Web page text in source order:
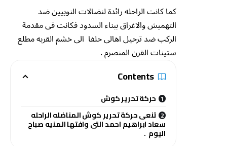
كما كانت الراحله رائدة لنضالات النوبيين ضد
التهميش والاغراق ببناء السدود فكانت فى مقدمة
الركب ضد ترحيل اهالى حلفا الى خشم القربه مطلع
ستينات القرن المنصرم .
Contents
حركة تحرير كوش
تنعى حركة تحرير كوش المناضله الراحله
سعاد ابراهيم احمد التى وافتها المنيه صباح
اليوم .